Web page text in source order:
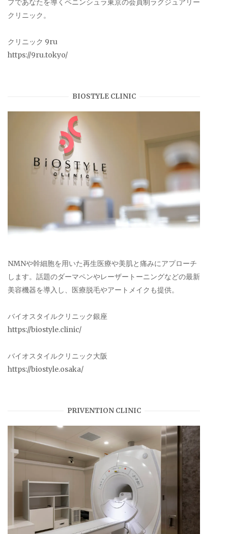
プであなたを導くペニンシュラ東京の会員制ラグジュアリー
クリニック。
クリニック 9ru
https://9ru.tokyo/
BIOSTYLE CLINIC
NMNや幹細胞を用いた再生医療や美肌と痛みにアプローチ
します。話題のダーマペンやレーザートーニングなどの最新
美容機器を導入し、医療脱毛やアートメイクも提供。
バイオスタイルクリニック銀座
https://biostyle.clinic/
バイオスタイルクリニック大阪
https://biostyle.osaka/
PRIVENTION CLINIC